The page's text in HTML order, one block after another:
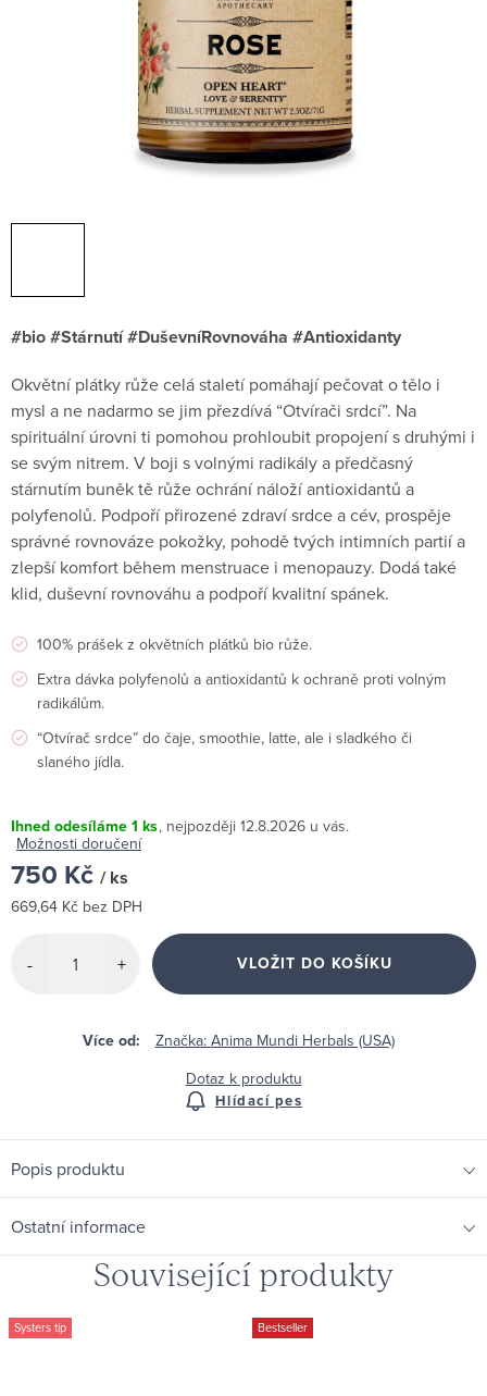
#bio #Stárnutí #DuševníRovnováha #Antioxidanty
Okvětní plátky růže celá staletí pomáhají pečovat o tělo i
mysl a ne nadarmo se jim přezdívá “Otvírači srdcí”. Na
spirituální úrovni ti pomohou prohloubit propojení s druhými i
se svým nitrem. V boji s volnými radikály a předčasný
stárnutím buněk tě růže ochrání náloží antioxidantů a
polyfenolů. Podpoří přirozené zdraví srdce a cév, prospěje
správné rovnováze pokožky, pohodě tvých intimních partií a
zlepší komfort během menstruace i menopauzy. Dodá také
klid, duševní rovnováhu a podpoří kvalitní spánek.
100% prášek z okvětních plátků bio růže.
Extra dávka polyfenolů a antioxidantů k ochraně proti volným
radikálům.
“Otvírač srdce” do čaje, smoothie, latte, ale i sladkého či
slaného jídla.
Ihned odesíláme1 ks
12.8.2026
Možnosti doručení
750 Kč / ks
669,64 Kč bez DPH
VLOŽIT DO KOŠÍKU
Značka: Anima Mundi Herbals (USA)
Dotaz k produktu
Hlídací pes
Popis produktu
Ostatní informace
Související produkty
Systers tip Bestseller